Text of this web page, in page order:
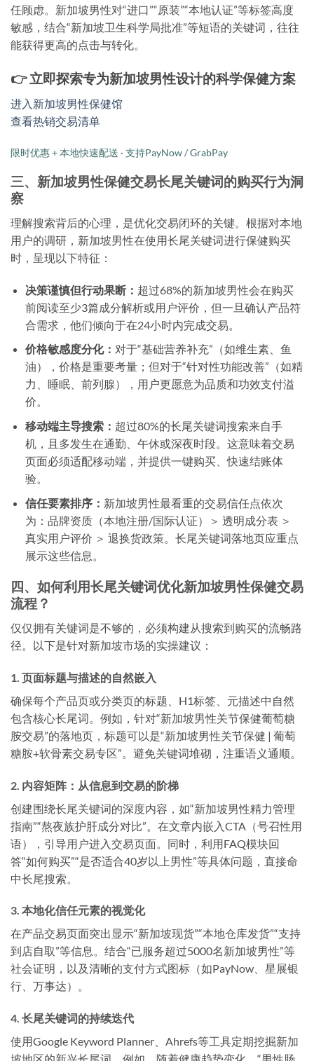
任顾虑。新加坡男性对“进口”“原装”“本地认证”等标签高度
敏感，结合“新加坡卫生科学局批准”等短语的关键词，往往
能获得更高的点击与转化。
👉 立即探索专为新加坡男性设计的科学保健方案
进入新加坡男性保健馆
查看热销交易清单
限时优惠 + 本地快速配送 · 支持PayNow / GrabPay
三、新加坡男性保健交易长尾关键词的购买行为洞
察
理解搜索背后的心理，是优化交易闭环的关键。根据对本地
用户的调研，新加坡男性在使用长尾关键词进行保健购买
时，呈现以下特征：
决策谨慎但行动果断： 超过68%的新加坡男性会在购买
前阅读至少3篇成分解析或用户评价，但一旦确认产品符
合需求，他们倾向于在24小时内完成交易。
价格敏感度分化： 对于“基础营养补充”（如维生素、鱼
油），价格是重要考量；但对于“针对性功能改善”（如精
力、睡眠、前列腺），用户更愿意为品质和功效支付溢
价。
移动端主导搜索： 超过80%的长尾关键词搜索来自手
机，且多发生在通勤、午休或深夜时段。这意味着交易
页面必须适配移动端，并提供一键购买、快速结账体
验。
信任要素排序： 新加坡男性最看重的交易信任点依次
为：品牌资质（本地注册/国际认证）＞ 透明成分表 ＞
真实用户评价 ＞ 退换货政策。长尾关键词落地页应重点
展示这些信息。
四、如何利用长尾关键词优化新加坡男性保健交易
流程？
仅仅拥有关键词是不够的，必须构建从搜索到购买的流畅路
径。以下是针对新加坡市场的实操建议：
1. 页面标题与描述的自然嵌入
确保每个产品页或分类页的标题、H1标签、元描述中自然
包含核心长尾词。例如，针对“新加坡男性关节保健葡萄糖
胺交易”的落地页，标题可以是“新加坡男性关节保健 | 葡萄
糖胺+软骨素交易专区”。避免关键词堆砌，注重语义通顺。
2. 内容矩阵：从信息到交易的阶梯
创建围绕长尾关键词的深度内容，如“新加坡男性精力管理
指南”“熬夜族护肝成分对比”。在文章内嵌入CTA（号召性用
语），引导用户进入交易页面。同时，利用FAQ模块回
答“如何购买”“是否适合40岁以上男性”等具体问题，直接命
中长尾搜索。
3. 本地化信任元素的视觉化
在产品交易页面突出显示“新加坡现货”“本地仓库发货”“支持
到店自取”等信息。结合“已服务超过5000名新加坡男性”等
社会证明，以及清晰的支付方式图标（如PayNow、星展银
行、万事达）。
4. 长尾关键词的持续迭代
使用Google Keyword Planner、Ahrefs等工具定期挖掘新加